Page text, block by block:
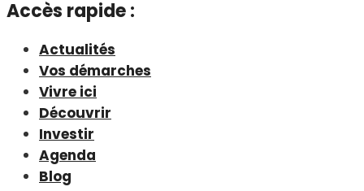
Accès rapide :
Actualités
Vos démarches
Vivre ici
Découvrir
Investir
Agenda
Blog